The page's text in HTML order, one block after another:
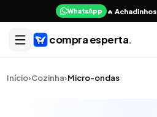
WhatsApp 🔥Achadinhos
compra esperta.
Início›Cozinha›Micro-ondas